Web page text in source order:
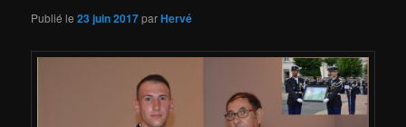
Publié le23 juin 2017parHervé